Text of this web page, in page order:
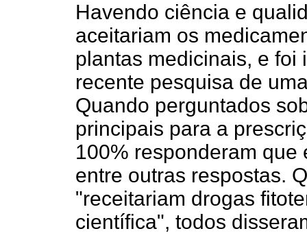
Havendo ciência e
aceitariam os
plantas medicinais, e foi
recente pesquisa de
Quando perguntados
principais para a
100% responderam
entre outras respostas.
"receitariam drogas
científica", todos